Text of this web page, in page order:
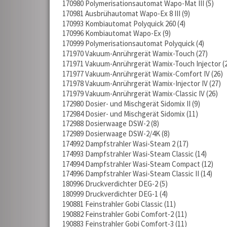
170980 Polymerisationsautomat Wapo-Mat III 5
170981 Ausbrühautomat Wapo-Ex 8 III 9
170993 Kombiautomat Polyquick 260 4
170996 Kombiautomat Wapo-Ex 9
170999 Polymerisationsautomat Polyquick 4
171970 Vakuum-Anrührgerät Wamix-Touch 27
171971 Vakuum-Anrührgerät Wamix-Touch Injector
171977 Vakuum-Anrührgerät Wamix-Comfort IV 26
171978 Vakuum-Anrührgerät Wamix-Injector IV 27
171979 Vakuum-Anrührgerät Wamix-Classic IV 26
172980 Dosier- und Mischgerät Sidomix II 9
172984 Dosier- und Mischgerät Sidomix 11
172988 Dosierwaage DSW-2 8
172989 Dosierwaage DSW-2/4K 8
174992 Dampfstrahler Wasi-Steam 2 17
174993 Dampfstrahler Wasi-Steam Classic 14
174994 Dampfstrahler Wasi-Steam Compact 12
174996 Dampfstrahler Wasi-Steam Classic II 14
180996 Druckverdichter DEG-2 5
180999 Druckverdichter DEG-1 4
190881 Feinstrahler Gobi Classic 11
190882 Feinstrahler Gobi Comfort-2 11
190883 Feinstrahler Gobi Comfort-3 11